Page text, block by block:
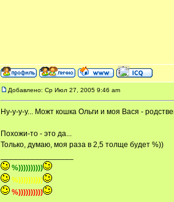
Добавлено: Ср Июл 27, 2005 9:46 am
Ну-у-у-у... Можт кошка Ольги и моя Вася -
Похожи-то - это да...
Только, думаю, моя раза в 2,5 толще будет %))
%))))))))))
%))))))))))
%))))))))))